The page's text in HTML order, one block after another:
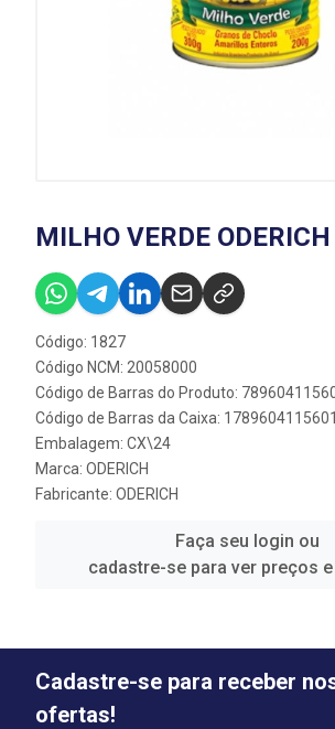
MILHO VERDE
Código: 1827
Código NCM: 20058000
Código de Barras do Produto:
Código de Barras da Caixa:
Embalagem: CX\24
Marca: ODERICH
Fabricante: ODERICH
Faça seu login ou
cadastre-se para ver preços
Cadastre-se para receber
ofertas!